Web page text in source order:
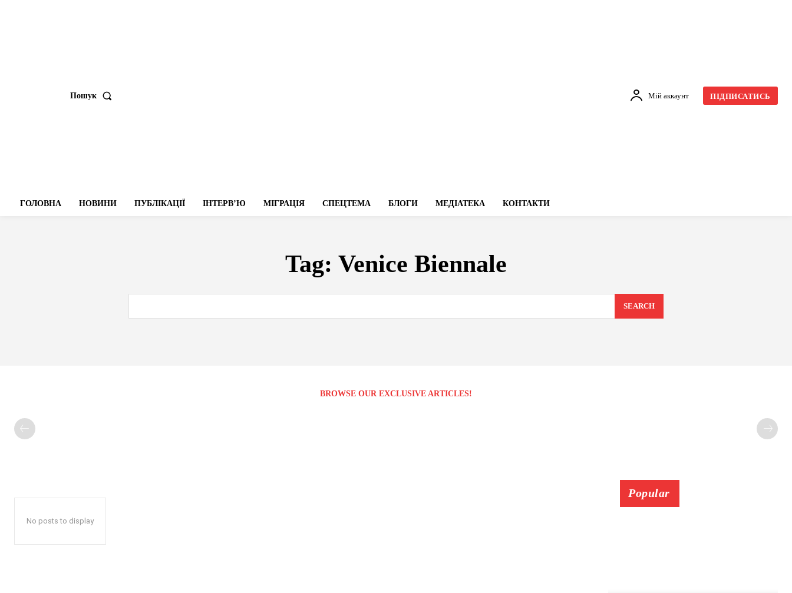
Пошук Мій аккаунт ПІДПИСАТИСЬ
ГОЛОВНА НОВИНИ ПУБЛІКАЦІЇ ІНТЕРВʼЮ МІГРАЦІЯ СПЕЦТЕМА БЛОГИ МЕДІАТЕКА КОНТАКТИ
Tag: Venice Biennale
SEARCH
BROWSE OUR EXCLUSIVE ARTICLES!
No posts to display
Popular